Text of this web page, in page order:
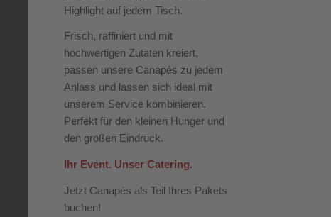
Highlight auf jedem Tisch.
Frisch, raffiniert und mit
hochwertigen Zutaten kreiert,
passen unsere Canapés zu jedem
Anlass und lassen sich ideal mit
unserem Service kombinieren.
Perfekt für den kleinen Hunger und
den großen Eindruck.
Ihr Event. Unser Catering.
Jetzt Canapés als Teil Ihres Pakets
buchen!